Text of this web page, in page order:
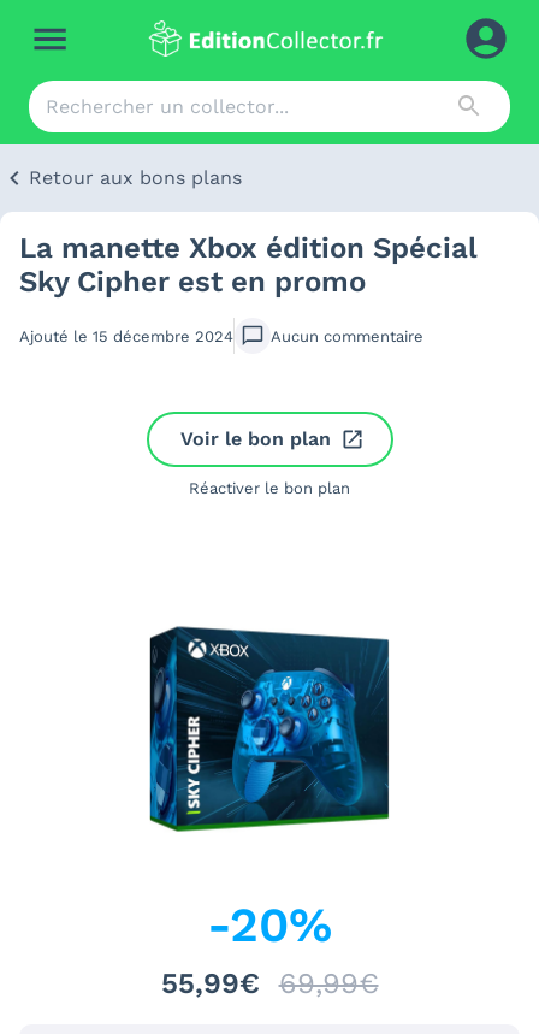
Retour aux bons plans
La manette Xbox édition Spécial
Sky Cipher est en promo
Ajouté le 15 décembre 2024 Aucun commentaire
Voir le bon plan
Réactiver le bon plan
-20%
55,99€ 69,99€